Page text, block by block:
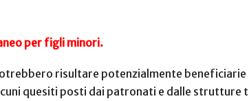
per figli minori.
risultare potenzialmente beneficiarie
quesiti posti dai patronati e dalle